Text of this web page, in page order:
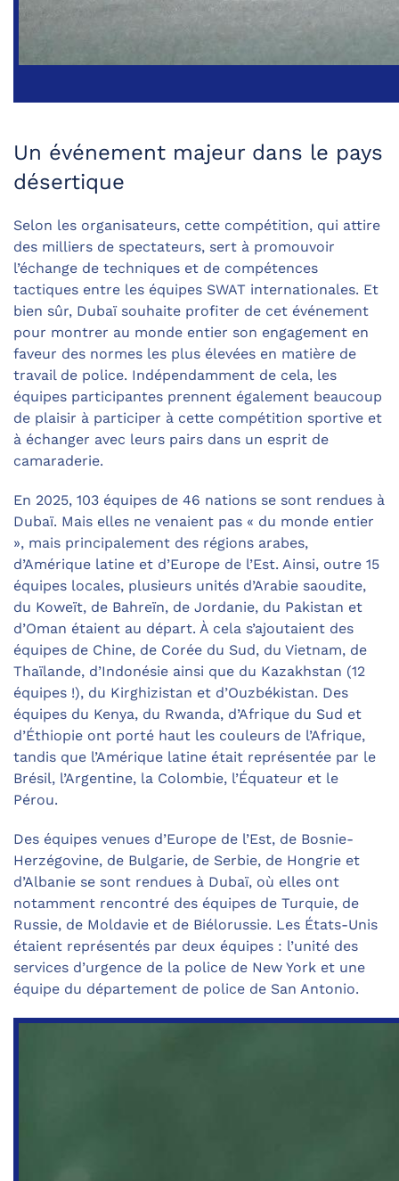
Un événement majeur dans le pays
désertique
Selon les organisateurs, cette compétition, qui attire
des milliers de spectateurs, sert à promouvoir
l’échange de techniques et de compétences
tactiques entre les équipes SWAT internationales. Et
bien sûr, Dubaï souhaite profiter de cet événement
pour montrer au monde entier son engagement en
faveur des normes les plus élevées en matière de
travail de police. Indépendamment de cela, les
équipes participantes prennent également beaucoup
de plaisir à participer à cette compétition sportive et
à échanger avec leurs pairs dans un esprit de
camaraderie.
En 2025, 103 équipes de 46 nations se sont rendues à
Dubaï. Mais elles ne venaient pas « du monde entier
», mais principalement des régions arabes,
d’Amérique latine et d’Europe de l’Est. Ainsi, outre 15
équipes locales, plusieurs unités d’Arabie saoudite,
du Koweït, de Bahreïn, de Jordanie, du Pakistan et
d’Oman étaient au départ. À cela s’ajoutaient des
équipes de Chine, de Corée du Sud, du Vietnam, de
Thaïlande, d’Indonésie ainsi que du Kazakhstan (12
équipes !), du Kirghizistan et d’Ouzbékistan. Des
équipes du Kenya, du Rwanda, d’Afrique du Sud et
d’Éthiopie ont porté haut les couleurs de l’Afrique,
tandis que l’Amérique latine était représentée par le
Brésil, l’Argentine, la Colombie, l’Équateur et le
Pérou.
Des équipes venues d’Europe de l’Est, de Bosnie-
Herzégovine, de Bulgarie, de Serbie, de Hongrie et
d’Albanie se sont rendues à Dubaï, où elles ont
notamment rencontré des équipes de Turquie, de
Russie, de Moldavie et de Biélorussie. Les États-Unis
étaient représentés par deux équipes : l’unité des
services d’urgence de la police de New York et une
équipe du département de police de San Antonio.